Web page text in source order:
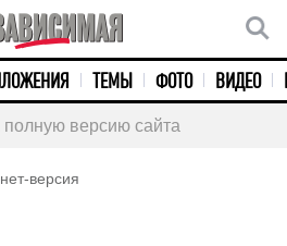
ТЕМЫ ФОТО ВИДЕО
полную версию сайта
версия